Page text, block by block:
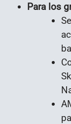
Para los